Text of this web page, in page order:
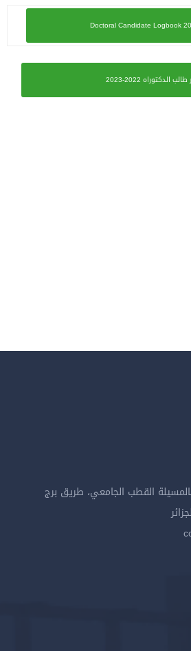
Doctoral Candidate Logbook
الدكتوراه 2022-2023
القطب الجامعي، طريق برج